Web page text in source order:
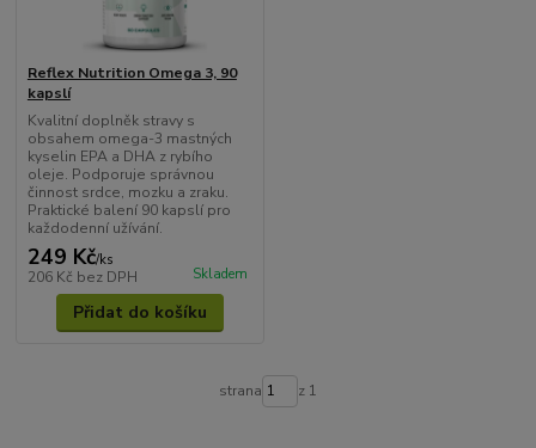
Reflex Nutrition Omega 3, 90
kapslí
Kvalitní doplněk stravy s
obsahem omega-3 mastných
kyselin EPA a DHA z rybího
oleje. Podporuje správnou
činnost srdce, mozku a zraku.
Praktické balení 90 kapslí pro
každodenní užívání.
249 Kč/ks
206 Kč bez DPH Skladem
Přidat do košíku
strana z 1